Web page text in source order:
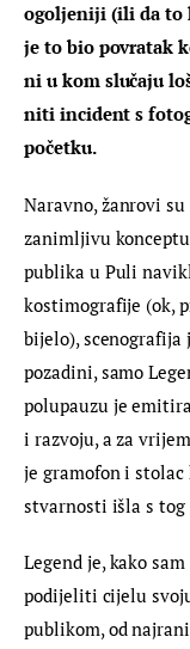
ogoljeniji (ili da to
je to bio povratak
ni u kom slučaju
niti incident s
početku.
Naravno, žanrovi
zanimljivu
publika u Puli
kostimografije (ok,
bijelo), scenografija
pozadini, samo
polupauzu je
i razvoju, a za
je gramofon i
stvarnosti išla s tog
Legend je, kako
podijeliti cijelu
publikom, od